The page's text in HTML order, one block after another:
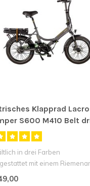
Klapprad
S600 M410 Belt
in drei Farben
mit einem
e..